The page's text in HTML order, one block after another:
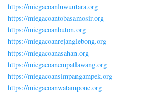
https://miegacoanluwuutara.org
https://miegacoantobasamosir.org
https://miegacoanbuton.org
https://miegacoanrejanglebong.org
https://miegacoanasahan.org
https://miegacoanempatlawang.org
https://miegacoansimpangampek.org
https://miegacoanwatampone.org